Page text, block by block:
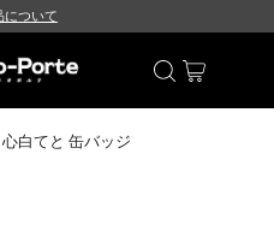
について
白てと 缶バッジ